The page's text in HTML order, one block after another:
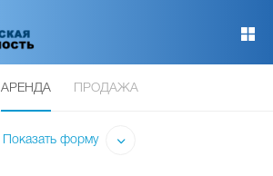
АРЕНДА ПРОДАЖА
Показать форму